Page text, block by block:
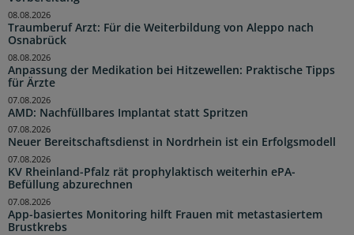
Traumberuf Arzt: Für die Weiterbildung von Aleppo nach
Osnabrück
08.08.2026
Anpassung der Medikation bei Hitzewellen: Praktische Tipps
für Ärzte
08.08.2026
AMD: Nachfüllbares Implantat statt Spritzen
07.08.2026
Neuer Bereitschaftsdienst in Nordrhein ist ein Erfolgsmodell
07.08.2026
KV Rheinland-Pfalz rät prophylaktisch weiterhin ePA-
Befüllung abzurechnen
07.08.2026
App-basiertes Monitoring hilft Frauen mit metastasiertem
Brustkrebs
07.08.2026